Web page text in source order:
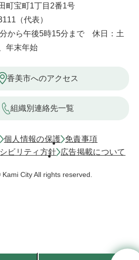
町宝町1丁目2番1号
（代表）
から午後5時15分まで 休日：土
年末年始
香美市へのアクセス
組織別連絡先一覧
個人情報の保護 免責事項
ビリティ方針
広告掲載について
City All rights reserved.